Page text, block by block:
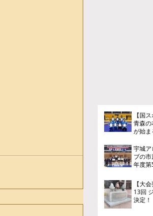
【国
青森
が始ま
宇城ア
ブの
年度第
【大
13回
決定！